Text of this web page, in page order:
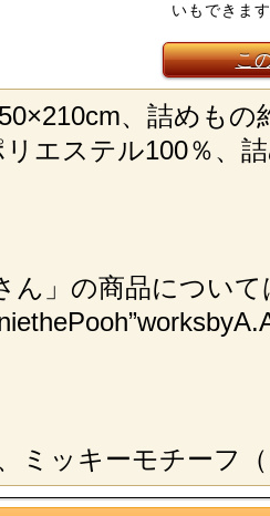
いもできます
こ
、詰めもの
エステル100％、
ん」の商品について
ミッキーモチーフ